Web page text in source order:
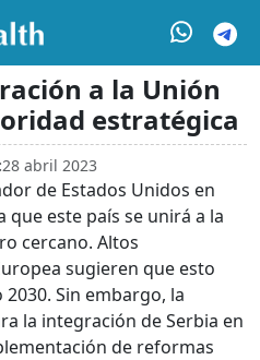
a la Unión
estratégica
28 abril 2023
de Estados Unidos en
que este país se unirá a la
cercano. Altos
sugieren que esto
Sin embargo, la
la integración de Serbia en
de reformas